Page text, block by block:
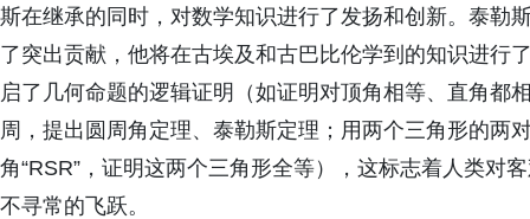
斯在继承的同时，对数学知识进行了发扬和创新。泰勒
了突出贡献，他将在古埃及和古巴比伦学到的知识进行
启了几何命题的逻辑证明（如证明对顶角相等、直角都
周，提出圆周角定理、泰勒斯定理；用两个三角形的两
角“RSR”，证明这两个三角形全等），这标志着人类对
不寻常的飞跃。